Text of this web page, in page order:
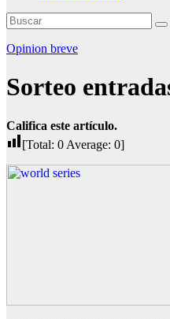
Opinion breve
Sorteo
Califica este artículo.
[Total: 0 Average: 0]